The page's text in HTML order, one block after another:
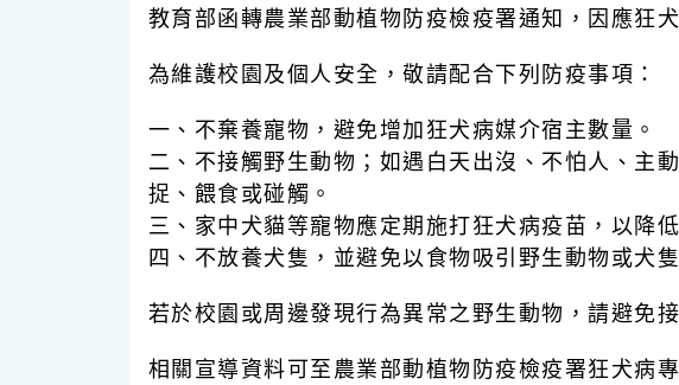
教育部函轉農業部動植物防疫檢疫署通知，因應狂
為維護校園及個人安全，敬請配合下列防疫事項：
一、不棄養寵物，避免增加狂犬病媒介宿主數量。
二、不接觸野生動物；如遇白天出沒、不怕人、主
捉、餵食或碰觸。
三、家中犬貓等寵物應定期施打狂犬病疫苗，以降
四、不放養犬隻，並避免以食物吸引野生動物或犬
若於校園或周邊發現行為異常之野生動物，請避免
相關宣導資料可至農業部動植物防疫檢疫署狂